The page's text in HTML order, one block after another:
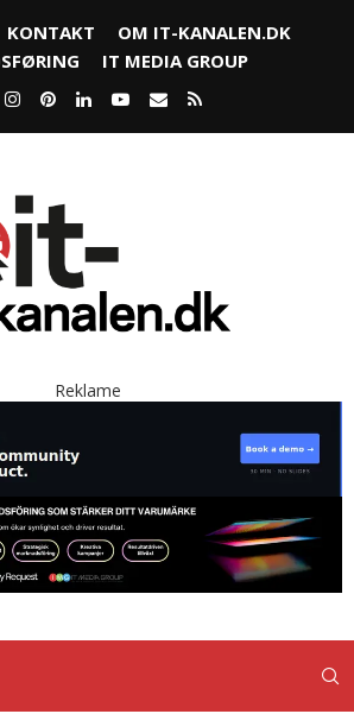
KONTAKT
OM IT-KANALEN.DK
IT MEDIA GROUP
Reklame